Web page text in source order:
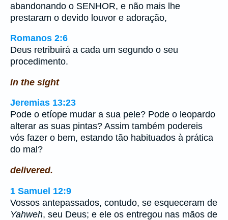
abandonando o SENHOR, e não mais lhe
prestaram o devido louvor e adoração,
Romanos 2:6
Deus retribuirá a cada um segundo o seu
procedimento.
in the sight
Jeremias 13:23
Pode o etíope mudar a sua pele? Pode o leopardo
alterar as suas pintas? Assim também podereis
vós fazer o bem, estando tão habituados à prática
do mal?
delivered.
1 Samuel 12:9
Vossos antepassados, contudo, se esqueceram de
Yahweh, seu Deus; e ele os entregou nas mãos de